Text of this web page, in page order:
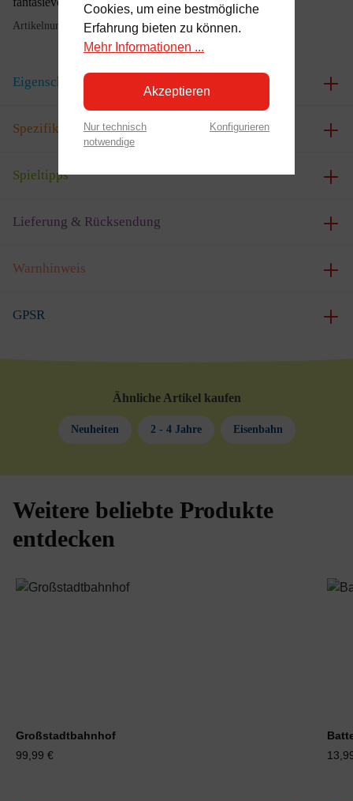
Artikelnummer:E3878
Eigenschaften
Spezifikationen
Spieltipps
Lieferung & Rücksendung
Warnhinweis
GPSR
Ähnliche Artikel kaufen
Neuheiten 2 - 4 Jahre Eisenbahn
Produktgalerie überspringen
Weitere beliebte Produkte
entdecken
Großstadtbahnhof
99,99 €
Cookies, um eine bestmögliche
Erfahrung bieten zu können.
Mehr Informationen ...
Akzeptieren
Nur technisch
notwendige
Konfigurieren